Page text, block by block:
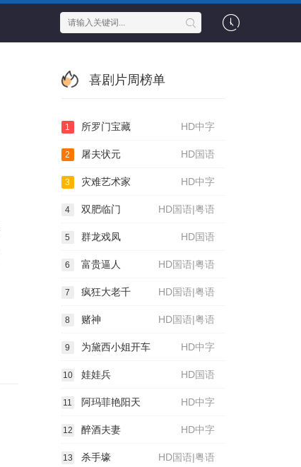
喜剧片周榜单
HD中字
1 所罗门宝藏
HD国语
2 屠夫状元
HD中字
3 灾难艺术家
HD国语|粤语
4 双肥临门
HD国语
5 群龙戏凤
HD国语|粤语
6 富贵逼人
HD国语|粤语
7 疯狂大老千
HD国语|粤语
8 赌神
HD中字
9 为黛西小姐开车
HD国语
10 娃娃兵
HD中字
11 阿玛菲艳阳天
HD中字
12 醉酒夫妻
HD国语|粤语
13 杀手壕